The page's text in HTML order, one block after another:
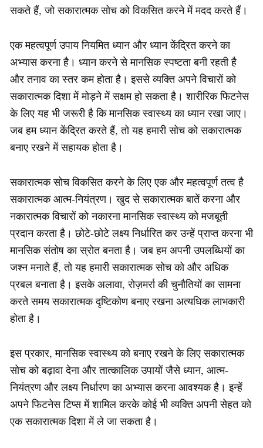
सकते हैं, जो सकारात्मक सोच को विकसित करने में मदद करते हैं।
एक महत्वपूर्ण उपाय नियमित ध्यान और ध्यान केंद्रित करने का
अभ्यास करना है। ध्यान करने से मानसिक स्पष्टता बनी रहती है
और तनाव का स्तर कम होता है। इससे व्यक्ति अपने विचारों को
सकारात्मक दिशा में मोड़ने में सक्षम हो सकता है। शारीरिक फिटनेस
के लिए यह भी जरूरी है कि मानसिक स्वास्थ्य का ध्यान रखा जाए।
जब हम ध्यान केंद्रित करते हैं, तो यह हमारी सोच को सकारात्मक
बनाए रखने में सहायक होता है।
सकारात्मक सोच विकसित करने के लिए एक और महत्वपूर्ण तत्व है
सकारात्मक आत्म-नियंत्रण। खुद से सकारात्मक बातें करना और
नकारात्मक विचारों को नकारना मानसिक स्वास्थ्य को मजबूती
प्रदान करता है। छोटे-छोटे लक्ष्य निर्धारित कर उन्हें प्राप्त करना भी
मानसिक संतोष का स्रोत बनता है। जब हम अपनी उपलब्धियों का
जश्न मनाते हैं, तो यह हमारी सकारात्मक सोच को और अधिक
प्रबल बनाता है। इसके अलावा, रोज़मर्रा की चुनौतियों का सामना
करते समय सकारात्मक दृष्टिकोण बनाए रखना अत्यधिक लाभकारी
होता है।
इस प्रकार, मानसिक स्वास्थ्य को बनाए रखने के लिए सकारात्मक
सोच को बढ़ावा देना और तात्कालिक उपायों जैसे ध्यान, आत्म-
नियंत्रण और लक्ष्य निर्धारण का अभ्यास करना आवश्यक है। इन्हें
अपने फिटनेस टिप्स में शामिल करके कोई भी व्यक्ति अपनी सेहत को
एक सकारात्मक दिशा में ले जा सकता है।